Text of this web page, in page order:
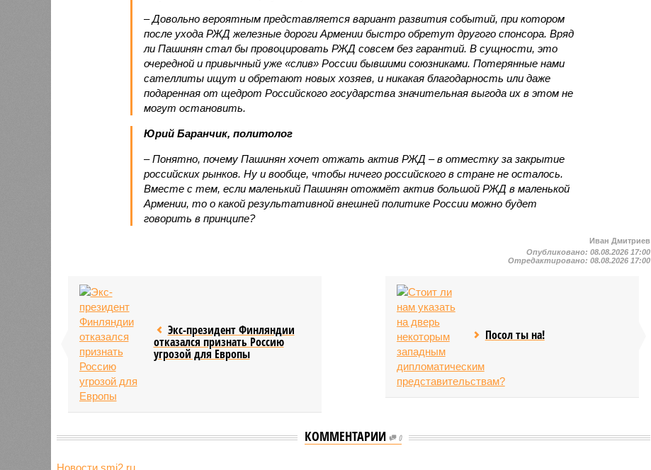
– Довольно вероятным представляется вариант развития событий, при котором
после ухода РЖД железные дороги Армении быстро обретут другого спонсора. Вряд
ли Пашинян стал бы провоцировать РЖД совсем без гарантий. В сущности, это
очередной и привычный уже «слив» России бывшими союзниками. Потерянные нами
сателлиты ищут и обретают новых хозяев, и никакая благодарность или даже
подаренная от щедрот Российского государства значительная выгода их в этом не
могут остановить.
Юрий Баранчик, политолог
– Понятно, почему Пашинян хочет отжать актив РЖД – в отместку за закрытие
российских рынков. Ну и вообще, чтобы ничего российского в стране не осталось.
Вместе с тем, если маленький Пашинян отожмёт актив большой РЖД в маленькой
Армении, то о какой результативной внешней политике России можно будет
говорить в принципе?
Иван Дмитриев
Опубликовано:08.08.2026 17:00
Отредактировано:08.08.2026 17:00
Экс-президент Финляндии
отказался признать Россию
угрозой для Европы
Посол ты на!
КОММЕНТАРИИ 0
Новости smi2.ru